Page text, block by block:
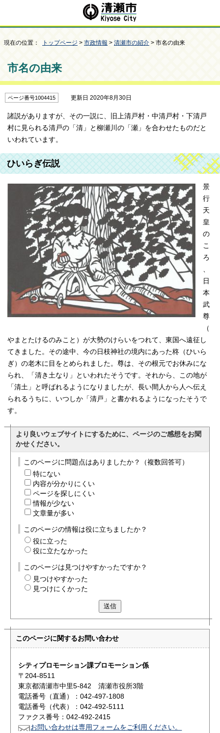
現在の位置： トップページ > 市政情報 > 清瀬市の紹介 > 市名の由来
市名の由来
ページ番号1004415 更新日 2020年8月30日
諸説がありますが、その一説に、旧上清戸村・中清戸村・下清戸
村に見られる清戸の「清」と柳瀬川の「瀬」を合わせたものだと
いわれています。
ひいらぎ伝説
景
行
天
皇
の
こ
ろ
、
日
本
武
尊
（
やまとたけるのみこと）が大勢のけらいをつれて、東国へ遠征し
てきました。その途中、今の日枝神社の境内にあった柊（ひいら
ぎ）の老木に目をとめられました。尊は、その根元でお休みにな
られ、「清き土なり」といわれたそうです。それから、この地が
「清土」と呼ばれるようになりましたが、長い間人から人へ伝え
られるうちに、いつしか「清戸」と書かれるようになったそうで
す。
より良いウェブサイトにするために、ページのご感想をお聞
かせください。
このページに問題点はありましたか？（複数回答可）
特にない
内容が分かりにくい
ページを探しにくい
情報が少ない
文章量が多い
このページの情報は役に立ちましたか？
役に立った
役に立たなかった
このページは見つけやすかったですか？
見つけやすかった
見つけにくかった
送信
このページに関するお問い合わせ
シティプロモーション課プロモーション係
〒204-8511
東京都清瀬市中里5-842 清瀬市役所3階
電話番号（直通）：042-497-1808
電話番号（代表）：042-492-5111
ファクス番号：042-492-2415
お問い合わせは専用フォームをご利用ください。